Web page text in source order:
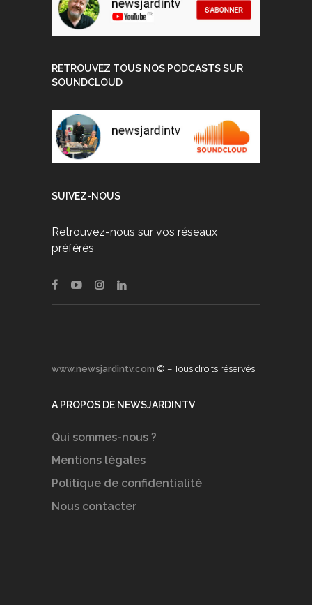
RETROUVEZ TOUS NOS PODCASTS SUR
SOUNDCLOUD
SUIVEZ-NOUS
Retrouvez-nous sur vos réseaux
préférés
www.newsjardintv.com © – Tous droits réservés
A PROPOS DE NEWSJARDINTV
Qui sommes-nous ?
Mentions légales
Politique de confidentialité
Nous contacter